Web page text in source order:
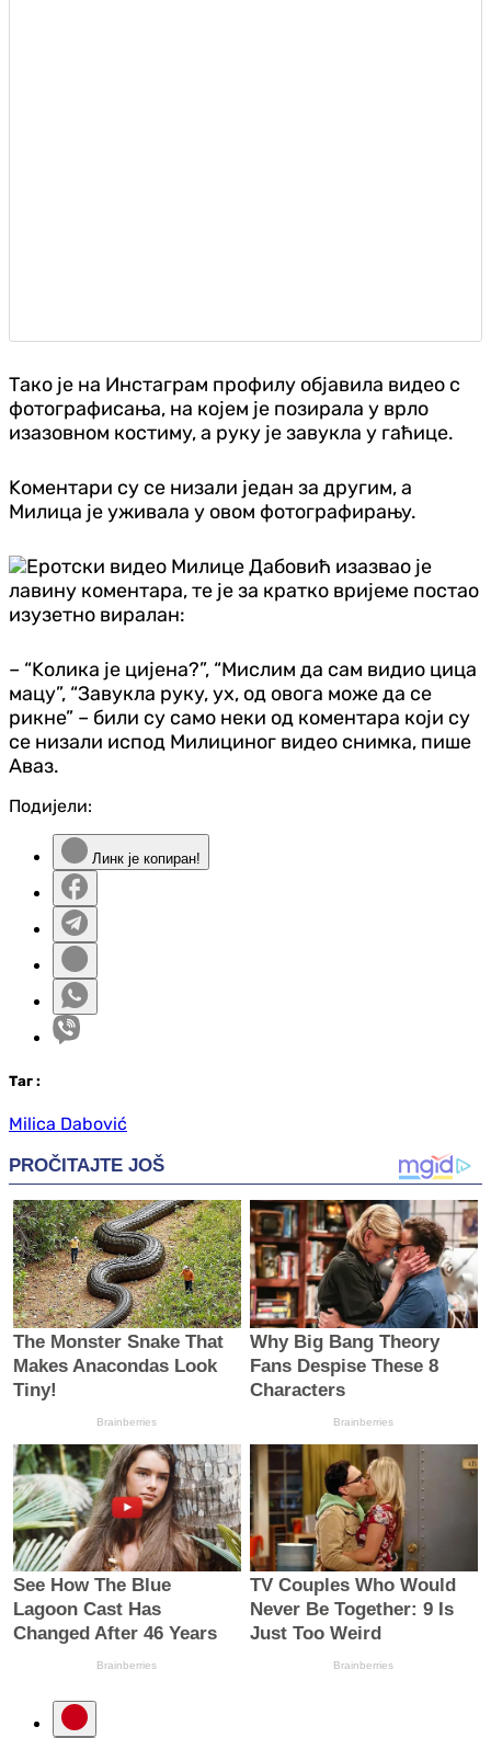
Тако је на Инстаграм профилу објавила видео с
фотографисања, на којем је позирала у врло
изазовном костиму, а руку је завукла у гаћице.
Kоментари су се низали један за другим, а
Милица је уживала у овом фотографирању.
Еротски видео Милице Дабовић изазвао је
лавину коментара, те је за кратко вријеме постао
изузетно виралан:
– “Kолика је цијена?”, “Мислим да сам видио цица
мацу”, “Завукла руку, ух, од овога може да се
рикне” – били су само неки од коментара који су
се низали испод Милициног видео снимка, пише
Аваз.
Подијели:
Линк је копиран!
Таг :
Milica Dabović